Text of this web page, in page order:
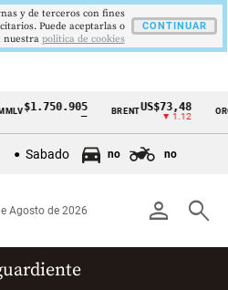
$1.750.905 BRENTUS$73,48
▼ 1.12
ORO
Sabado no no
person search
Agosto de 2026
y de terceros con fines
Puede aceptarlas o
nuestra politica de cookies
CONTINUAR